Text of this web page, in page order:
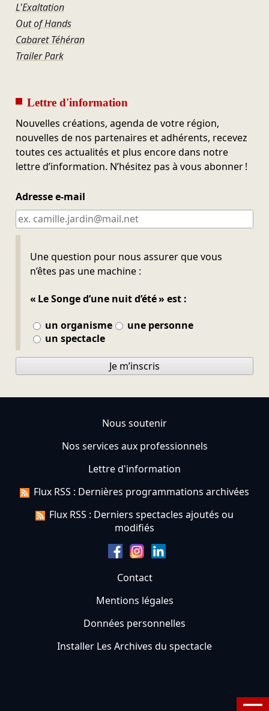
L'Exaltation
Out of Hands
Cabaret Téhéran
Trailer Park
Lettre d'information
Nouvelles créations, agenda de votre région,
nouvelles de nos partenaires et adhérents, recevez
toutes ces actualités et plus encore dans notre
lettre d’information. N’hésitez pas à vous abonner !
Adresse e-mail
Une question pour nous assurer que vous
n’êtes pas une machine :
« Le Songe d’une nuit d’été » est :
un organisme
une personne
un spectacle
Ne pas remplir
Je m’inscris
Nous soutenir
Nos services aux professionnels
Lettre d'information
Flux RSS : Dernières programmations archivées
Flux RSS : Derniers spectacles ajoutés ou
modifiés
Contact
Mentions légales
Données personnelles
Installer Les Archives du spectacle